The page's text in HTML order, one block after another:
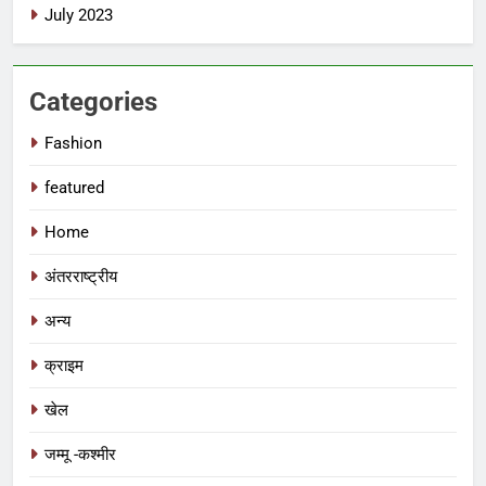
July 2023
Categories
Fashion
featured
Home
अंतरराष्ट्रीय
अन्य
क्राइम
खेल
जम्मू -कश्मीर